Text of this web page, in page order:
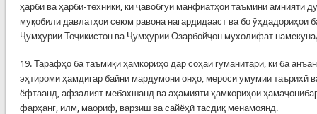
ҳарбӣ ва ҳарбӣ-техникӣ, ки ҷавобгӯи манфиатҳои таъмини амнияти
муқобили давлатҳои сеюм равона нагардидааст ва бо ӯҳдадориҳои
Ҷумҳурии Тоҷикистон ва Ҷумҳурии Озарбойҷон мухолифат
19. Тарафҳо ба таъмиқи ҳамкориҳо дар соҳаи гуманитарӣ, ки ба
эҳтироми ҳамдигар байни мардумони онҳо, мероси умумии таърихӣ
ёфтаанд, афзалият мебахшанд ва аҳамияти ҳамкориҳои
фарҳанг, илм, маориф, варзиш ва сайёҳӣ тасдиқ менамоянд.